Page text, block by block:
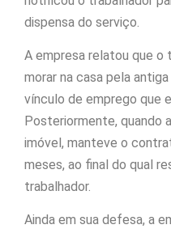
dispensa do serviço.
A empresa relatou que o
morar na casa pela
vínculo de emprego que
Posteriormente, quando
imóvel, manteve o
meses, ao final do qual
trabalhador.
Ainda em sua defesa, a